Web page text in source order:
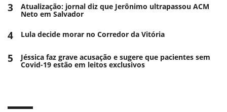
3 Atualização: jornal diz que Jerônimo ultrapassou ACM
Neto em Salvador
4 Lula decide morar no Corredor da Vitória
5 Jéssica faz grave acusação e sugere que pacientes sem
Covid-19 estão em leitos exclusivos